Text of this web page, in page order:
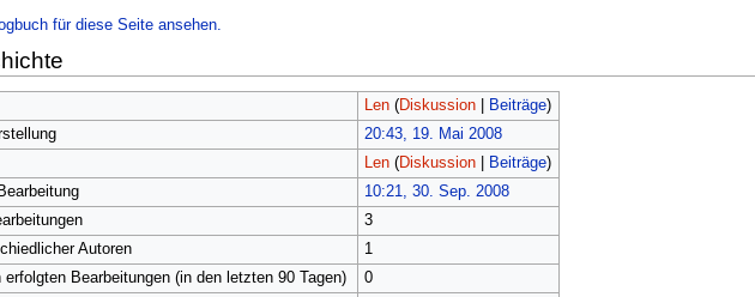
für diese Seite ansehen.
Len (Diskussion| Beiträge)
20:43, 19. Mai 2008
Len (Diskussion| Beiträge)
10:21, 30. Sep. 2008
3
Autoren
1
Bearbeitungen (in den letzten 90 Tagen)
0